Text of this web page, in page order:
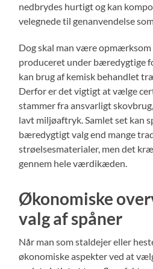
nedbrydes hurtigt og kan
velegnede til genanvendelse
Dog skal man være opmærksom
produceret under bæredygtige
kan brug af kemisk behandlet
Derfor er det vigtigt at vælge
stammer fra ansvarligt
lavt miljøaftryk. Samlet set kan
bæredygtigt valg end mange
strøelsesmaterialer, men det
gennem hele værdikæden.
Økonomiske
valg af spåner
Når man som staldejer eller
økonomiske aspekter ved at